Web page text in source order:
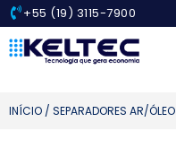
+55 (19) 3115-7900
INÍCIO / SEPARADORES AR/ÓLEO